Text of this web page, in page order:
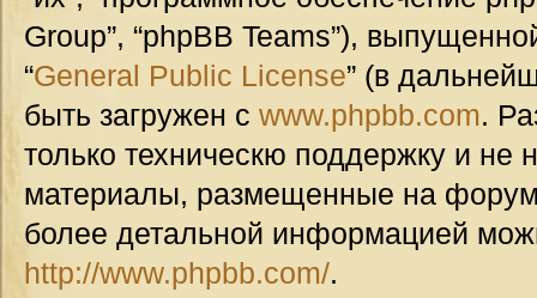
Group”, “phpBB Teams”),
“General Public License” (в
быть загружен с www.phpbb.com.
только техническю поддержку и не
материалы, размещенные на
более детальной информацией
http://www.phpbb.com/.